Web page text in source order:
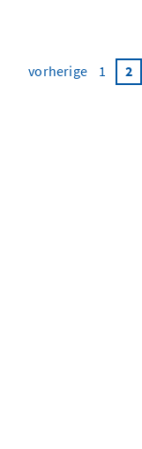
vorherige 1 2